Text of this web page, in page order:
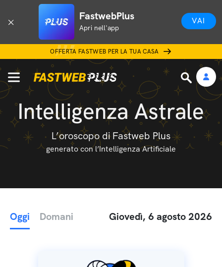
FastwebPlus
Apri nell'app
VAI
OFFERTA FASTWEB PER LA TUA CASA
Intelligenza Astrale
L’oroscopo di Fastweb Plus
generato con l’Intelligenza Artificiale
Oggi Domani Giovedì, 6 agosto 2026